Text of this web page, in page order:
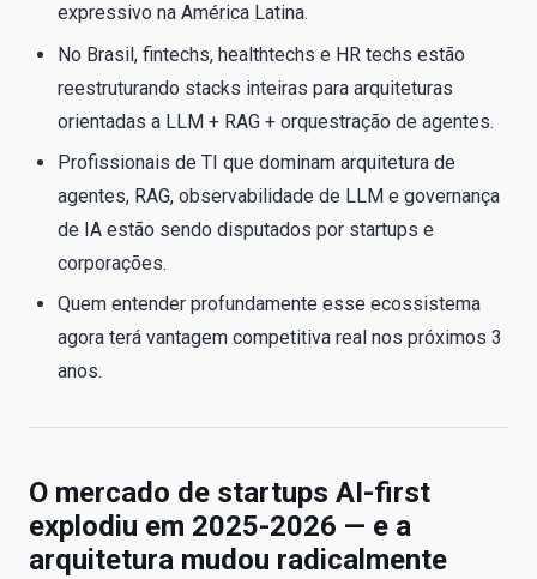
expressivo na América Latina.
No Brasil, fintechs, healthtechs e HR techs estão
reestruturando stacks inteiras para arquiteturas
orientadas a LLM + RAG + orquestração de agentes.
Profissionais de TI que dominam arquitetura de
agentes, RAG, observabilidade de LLM e governança
de IA estão sendo disputados por startups e
corporações.
Quem entender profundamente esse ecossistema
agora terá vantagem competitiva real nos próximos 3
anos.
O mercado de startups AI-first
explodiu em 2025-2026 — e a
arquitetura mudou radicalmente